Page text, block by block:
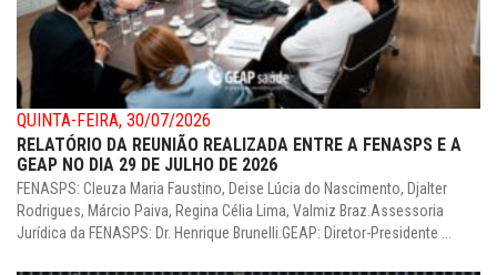
QUINTA-FEIRA, 30/07/2026
RELATÓRIO DA REUNIÃO REALIZADA ENTRE A FENASPS E A
GEAP NO DIA 29 DE JULHO DE 2026
FENASPS: Cleuza Maria Faustino, Deise Lúcia do Nascimento, Djalter
Rodrigues, Márcio Paiva, Regina Célia Lima, Valmiz Braz.Assessoria
Jurídica da FENASPS: Dr. Henrique Brunelli.GEAP: Diretor-Presidente ...